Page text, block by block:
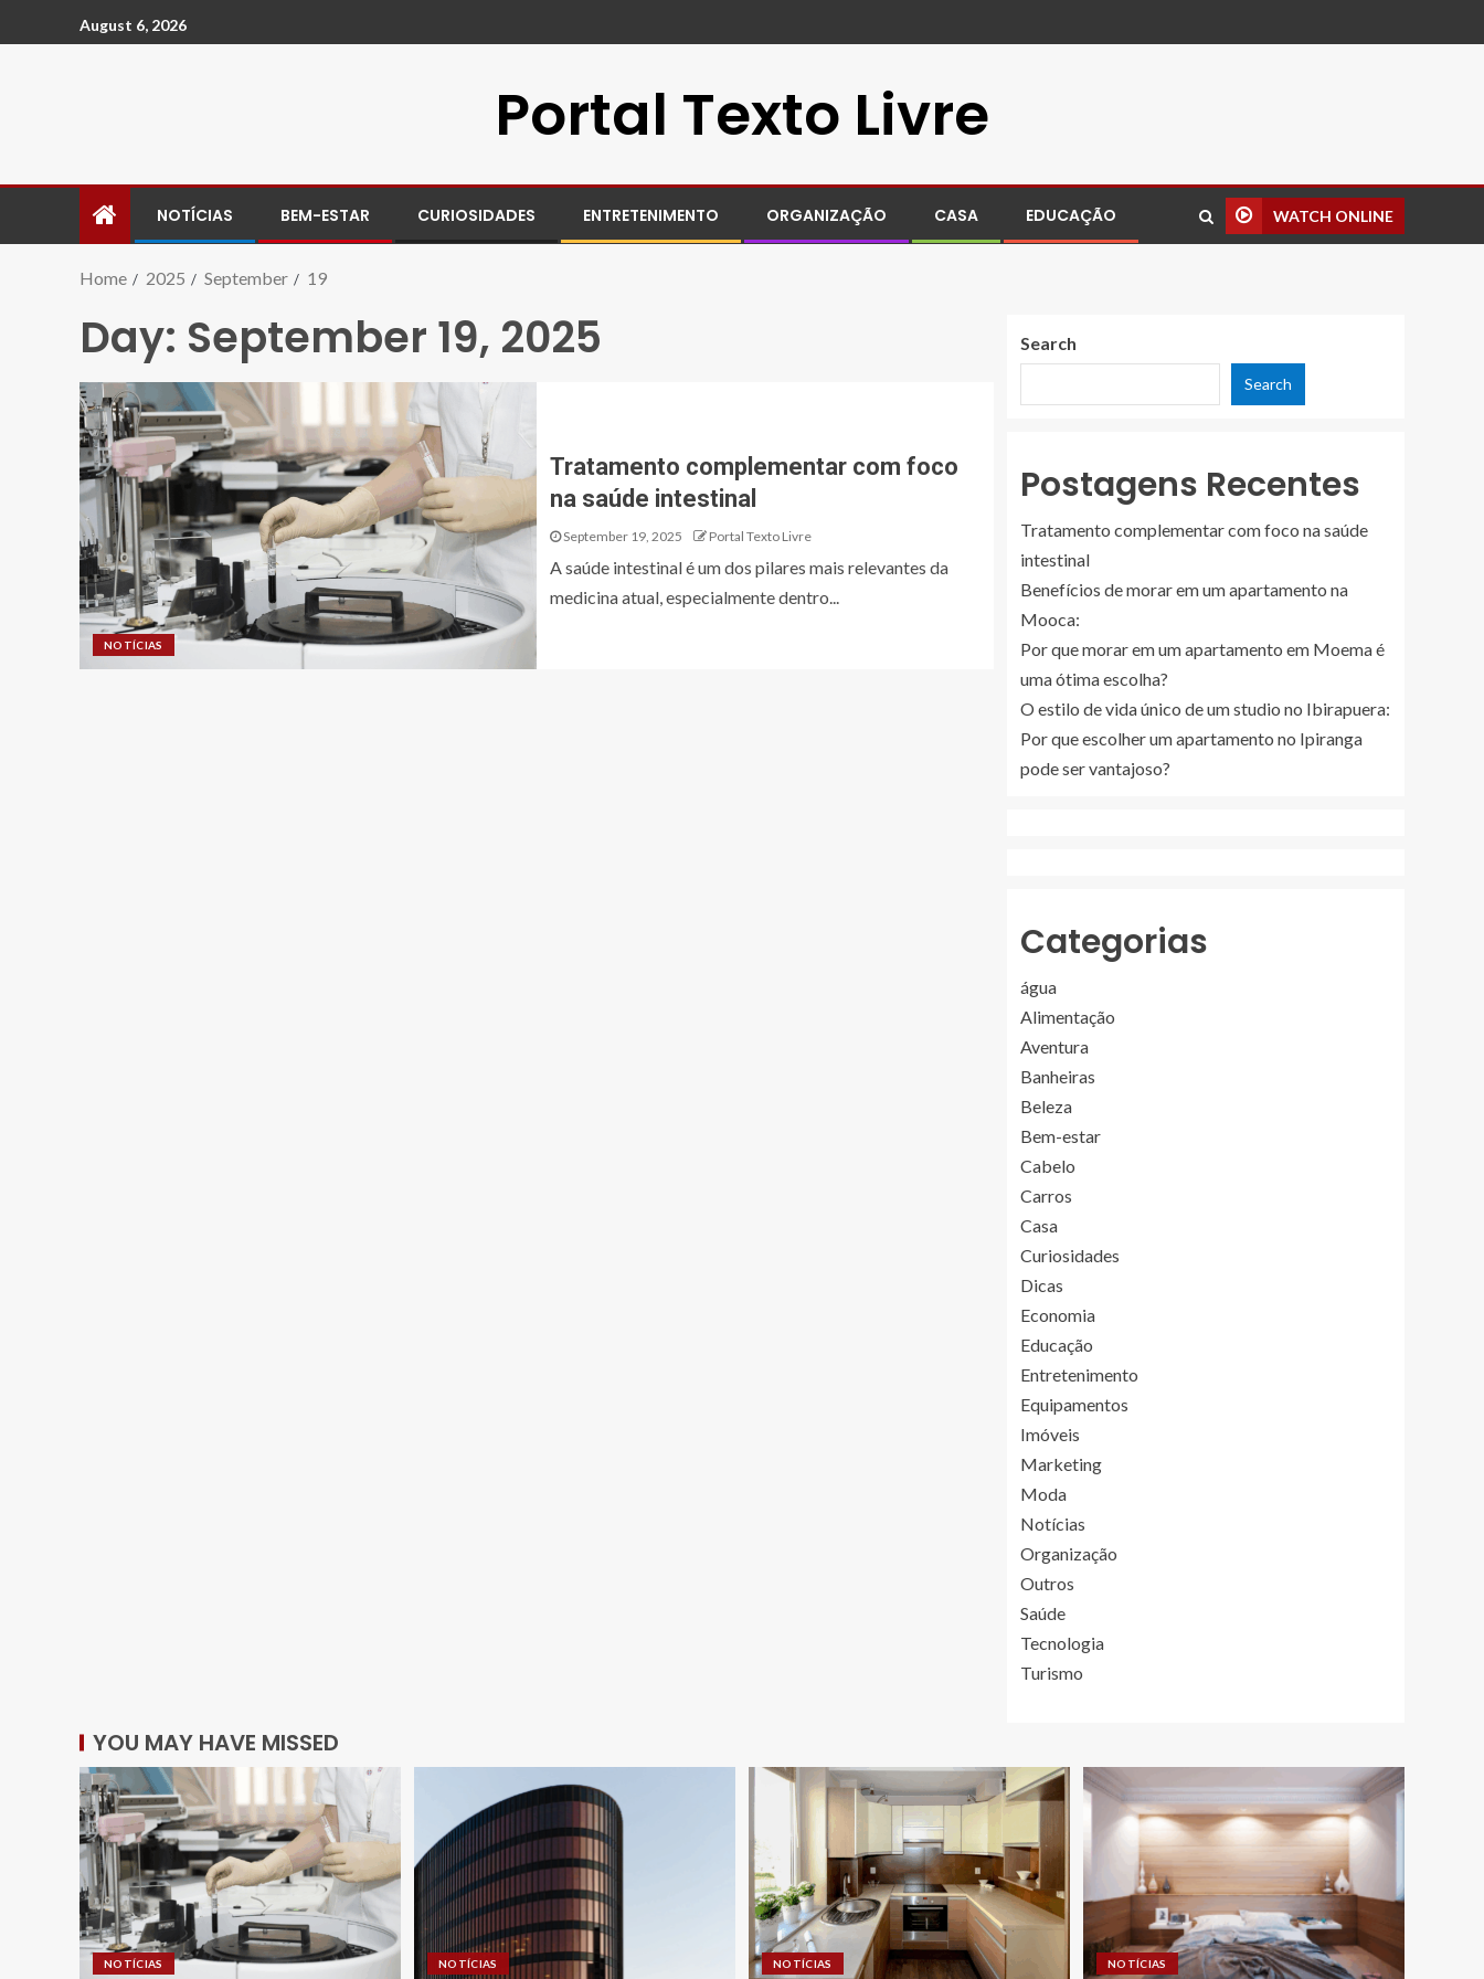
August 6, 2026
Portal Texto Livre
NOTÍCIAS BEM-ESTAR CURIOSIDADES ENTRETENIMENTO ORGANIZAÇÃO CASA EDUCAÇÃO WATCH ONLINE
Home 2025 September 19
Day: September 19, 2025
NOTÍCIAS
Tratamento complementar com foco
na saúde intestinal
September 19, 2025 Portal Texto Livre
A saúde intestinal é um dos pilares mais relevantes da
medicina atual, especialmente dentro...
Search
Search
Postagens Recentes
Tratamento complementar com foco na saúde
intestinal
Benefícios de morar em um apartamento na
Mooca:
Por que morar em um apartamento em Moema é
uma ótima escolha?
O estilo de vida único de um studio no Ibirapuera:
Por que escolher um apartamento no Ipiranga
pode ser vantajoso?
Categorias
água
Alimentação
Aventura
Banheiras
Beleza
Bem-estar
Cabelo
Carros
Casa
Curiosidades
Dicas
Economia
Educação
Entretenimento
Equipamentos
Imóveis
Marketing
Moda
Notícias
Organização
Outros
Saúde
Tecnologia
Turismo
YOU MAY HAVE MISSED
NOTÍCIAS NOTÍCIAS NOTÍCIAS NOTÍCIAS